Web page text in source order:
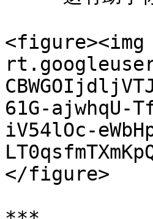
61G-ajwhqU-
iV54lOc-
</figure>